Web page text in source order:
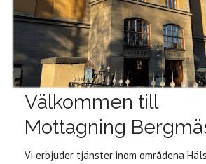
Välkommen till
Mottagning
Vi erbjuder tjänster inom områdena